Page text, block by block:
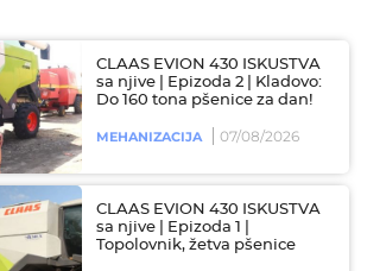
CLAAS EVION 430 ISKUSTVA
sa njive | Epizoda 2 | Kladovo:
Do 160 tona pšenice za dan!
MEHANIZACIJA 07/08/2026
CLAAS EVION 430 ISKUSTVA
sa njive | Epizoda 1 |
Topolovnik, žetva pšenice